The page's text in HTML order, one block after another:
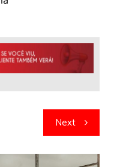
Next